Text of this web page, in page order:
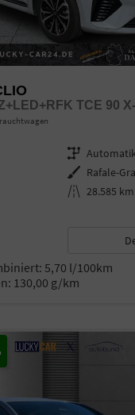
Getriebe
Außenfarbe Rafale-
Kilometerstand 28.585 km
5,70 l/100km
130,00 g/km